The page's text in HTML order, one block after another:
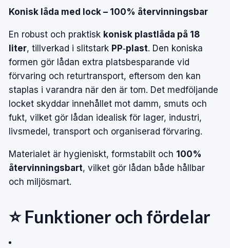
Konisk låda med lock – 100% återvinningsbar
En robust och praktisk konisk plastlåda på 18
liter, tillverkad i slitstark PP‑plast. Den koniska
formen gör lådan extra platsbesparande vid
förvaring och returtransport, eftersom den kan
staplas i varandra när den är tom. Det medföljande
locket skyddar innehållet mot damm, smuts och
fukt, vilket gör lådan idealisk för lager, industri,
livsmedel, transport och organiserad förvaring.
Materialet är hygieniskt, formstabilt och 100%
återvinningsbart, vilket gör lådan både hållbar
och miljösmart.
⭐ Funktioner och fördelar